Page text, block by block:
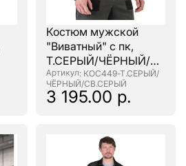
Костюм мужской
"Виватный" с пк,
Т.СЕРЫЙ/ЧЁРНЫЙ/
СВ.СЕРЫЙ: КОС449-Т.СЕРЫЙ/
ЧЁРНЫЙ/СВ.СЕРЫЙ
3 195.00 р.